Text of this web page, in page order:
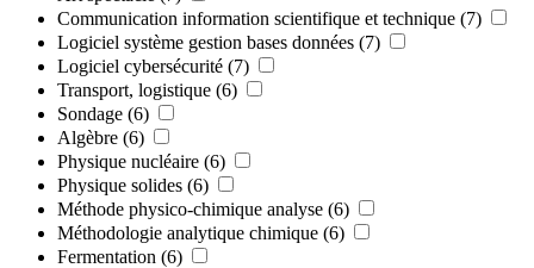
Communication information scientifique et technique (7)
Logiciel système gestion bases données (7)
Logiciel cybersécurité (7)
Transport, logistique (6)
Sondage (6)
Algèbre (6)
Physique nucléaire (6)
Physique solides (6)
Méthode physico-chimique analyse (6)
Méthodologie analytique chimique (6)
Fermentation (6)